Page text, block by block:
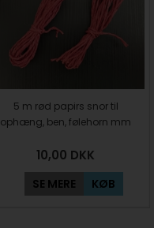
5 m rød papirs snor til
ophæng, ben, følehorn mm
10,00 DKK
SE MERE KØB